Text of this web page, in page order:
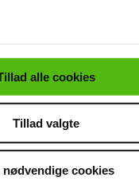
.
alle cookies
Tillad valgte
nødvendige cookies
gang: "Jeg